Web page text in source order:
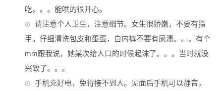
吃。。。能哄的很开心。
请注意个人卫生，注意细节。女生很娇嫩，不要有指
甲。仔细清洗包皮和蛋蛋，白内裤不要有尿渍。。。有个
mm跟我说，她某次给人口的时候起沫了。。。当时就没
兴致了。。。
手机充好电，免得接不到人。见面后手机可以静音，